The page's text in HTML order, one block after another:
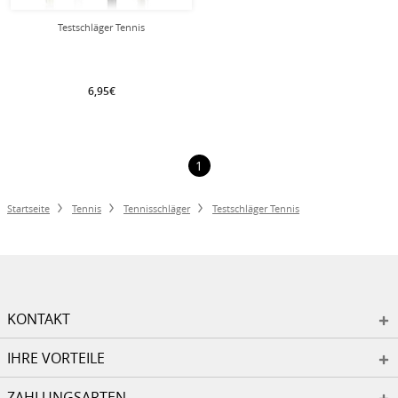
Testschläger Tennis
6,95€
1
Startseite Tennis Tennisschläger Testschläger Tennis
KONTAKT
IHRE VORTEILE